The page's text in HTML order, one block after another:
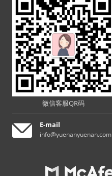
微信客服QR码
E-mail
info@yuenanyuenan.com